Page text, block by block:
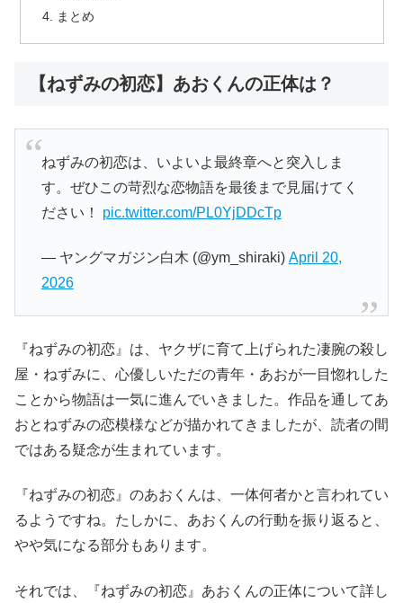
まとめ
【ねずみの初恋】あおくんの正体は？
ねずみの初恋は、いよいよ最終章へと突入しま
す。ぜひこの苛烈な恋物語を最後まで見届けてく
ださい！ pic.twitter.com/PL0YjDDcTp
— ヤングマガジン白木 (@ym_shiraki) April 20,
2026
『ねずみの初恋』は、ヤクザに育て上げられた凄腕の殺し
屋・ねずみに、心優しいただの青年・あおが一目惚れした
ことから物語は一気に進んでいきました。作品を通してあ
おとねずみの恋模様などが描かれてきましたが、読者の間
ではある疑念が生まれています。
『ねずみの初恋』のあおくんは、一体何者かと言われてい
るようですね。たしかに、あおくんの行動を振り返ると、
やや気になる部分もあります。
それでは、『ねずみの初恋』あおくんの正体について詳し